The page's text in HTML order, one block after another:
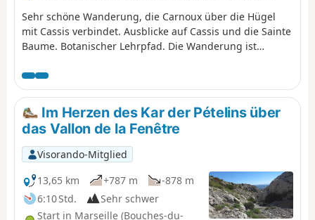
Sehr schöne Wanderung, die Carnoux über die Hügel
mit Cassis verbindet. Ausblicke auf Cassis und die Sainte
Baume. Botanischer Lehrpfad. Die Wanderung ist
Im Herzen des Kar der Pételins über
das Vallon de la Fenêtre
Visorando-Mitglied
13,65 km
+787 m
-878 m
6:10 Std.
Sehr schwer
Start in Marseille (Bouches-du-